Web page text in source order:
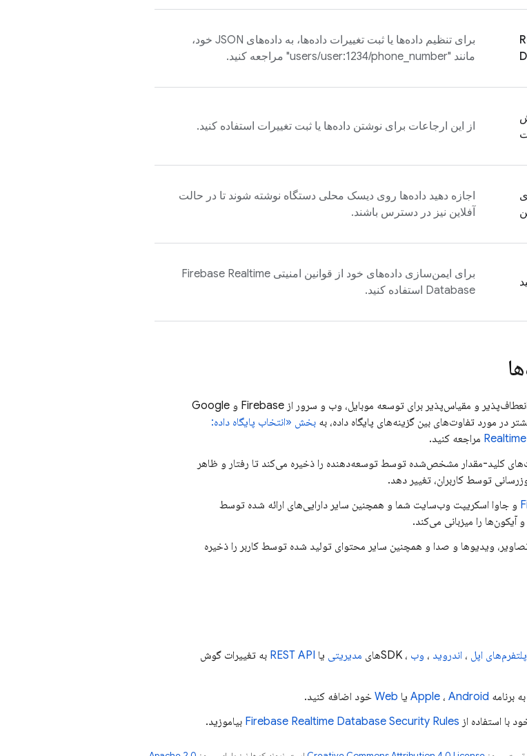
برای تنظیم داده‌ها یا ثبت تغییرات داده‌ها، به داده‌های JSON خود،
مانند "users/user:1234/phone_number" مراجعه کنید.
از این ارجاعات برای نوشتن داده‌ها یا ثبت تغییرات استفاده کنید.
اجازه دهید داده‌ها روی دیسک محلی دستگاه نوشته شوند تا در حالت
آفلاین نیز در دسترس باشند.
برای ایمن‌سازی داده‌های خود از قوانین امنیتی Firebase Realtime
Database استفاده کنید.
یک پایگاه داده انعطاف‌پذیر و مقیاس‌پذیر برای توسعه موبایل، وب و سرور از Firebase و Google
بخش «انتخاب پایگاه داده:
مراجعه کنید.
کلید-مقدار مشخص‌شده توسط توسعه‌دهنده را ذخیره می‌کند تا رفتار و ظاهر
توسط کاربران، تغییر دهد.
، HTML، CSS و جاوا اسکریپت وب‌سایت شما و همچنین سایر دارایی‌های ارائه شده توسط
آیکون‌ها را میزبانی می‌کند.
ویدیوها و صدا و همچنین سایر محتوای تولید شده توسط کاربر را ذخیره
پلتفرم‌های اپل ، اندروید ، وب ، SDKهای مدیریتی یا REST API به تغییرات گوش
به برنامه Apple ، Android یا Web خود اضافه کنید.
با استفاده از
Firebase Realtime Database Security Rules بیاموزید.